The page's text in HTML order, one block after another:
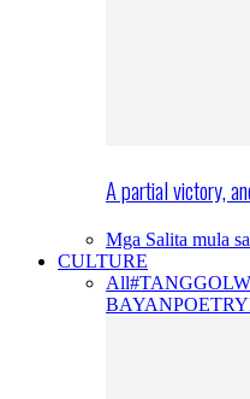
A partial victory,
Mga Salita mula
CULTURE
All
BAYANPOETRY